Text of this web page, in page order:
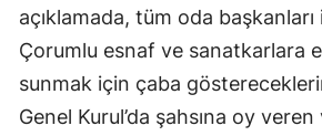
açıklamada, tüm oda
Çorumlu esnaf ve sanatkarlara
sunmak için çaba
Genel Kurul’da şahsına oy